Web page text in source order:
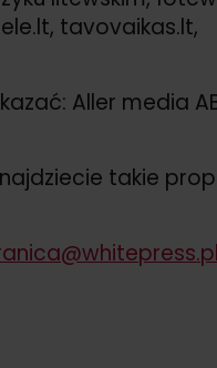
tavovaikas.lt,
Aller media
takie